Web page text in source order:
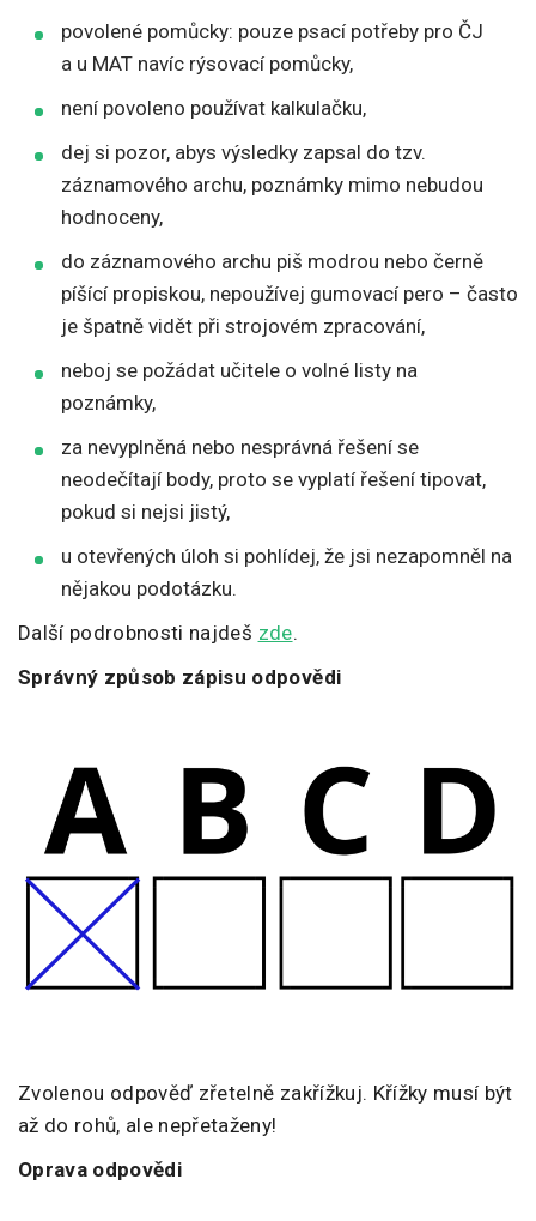
povolené pomůcky: pouze psací potřeby pro ČJ
a u MAT navíc rýsovací pomůcky,
není povoleno používat kalkulačku,
dej si pozor, abys výsledky zapsal do tzv.
záznamového archu, poznámky mimo nebudou
hodnoceny,
do záznamového archu piš modrou nebo černě
píšící propiskou, nepoužívej gumovací pero – často
je špatně vidět při strojovém zpracování,
neboj se požádat učitele o volné listy na
poznámky,
za nevyplněná nebo nesprávná řešení se
neodečítají body, proto se vyplatí řešení tipovat,
pokud si nejsi jistý,
u otevřených úloh si pohlídej, že jsi nezapomněl na
nějakou podotázku.
Další podrobnosti najdeš zde.
Správný způsob zápisu odpovědi
Zvolenou odpověď zřetelně zakřížkuj. Křížky musí být
až do rohů, ale nepřetaženy!
Oprava odpovědi